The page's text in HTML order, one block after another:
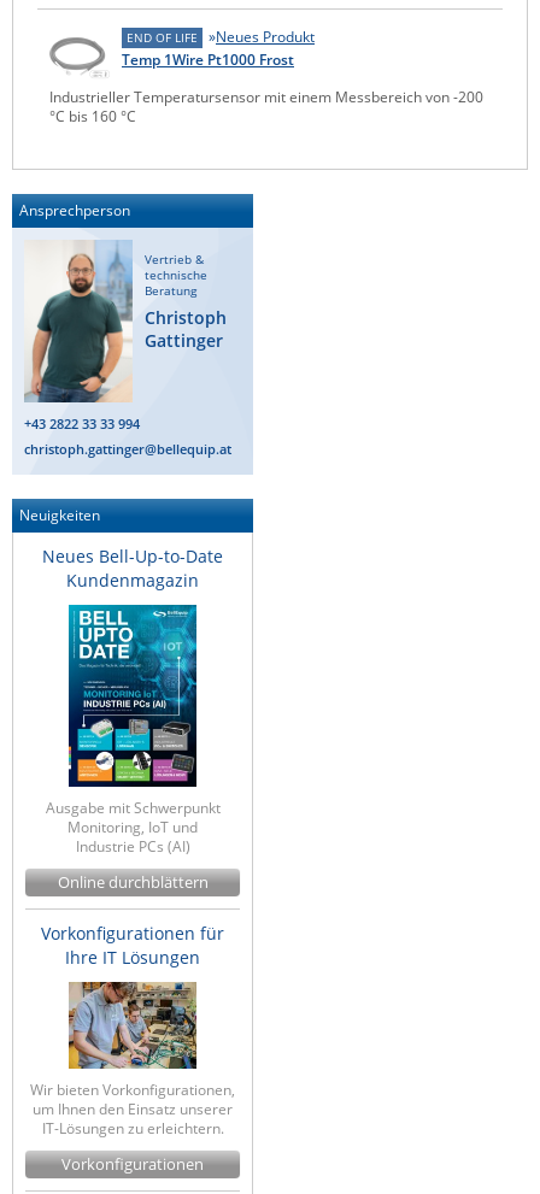
TEKTELIC
Teltonika
Unwired Networks
WATTECO
Westermo
Yuasa
ZPE Systems
News zu unseren Herstellern
END OF LIFE
Neues Produkt
Temp 1Wire Pt1000 Frost
Industrieller Temperatursensor mit einem Messbereich von -200
°C bis 160 °C
Ansprechperson
Vertrieb &
technische
Beratung
Christoph
Gattinger
+43 2822 33 33 994
christoph.gattinger@bellequip.at
Neuigkeiten
Neues Bell-Up-to-Date
Kundenmagazin
Ausgabe mit Schwerpunkt
Monitoring, IoT und
Industrie PCs (AI)
Online durchblättern
Vorkonfigurationen für
Ihre IT Lösungen
Wir bieten Vorkonfigurationen,
um Ihnen den Einsatz unserer
IT-Lösungen zu erleichtern.
Vorkonfigurationen